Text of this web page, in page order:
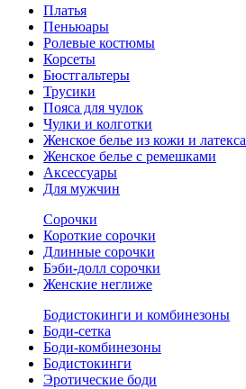
Платья
Пеньюары
Ролевые костюмы
Корсеты
Бюстгальтеры
Трусики
Пояса для чулок
Чулки и колготки
Женское белье из кожи и латекса
Женское белье с ремешками
Аксессуары
Для мужчин
Сорочки
Короткие сорочки
Длинные сорочки
Бэби-долл сорочки
Женские неглиже
Бодистокинги и комбинезоны
Боди-сетка
Боди-комбинезоны
Бодистокинги
Эротические боди